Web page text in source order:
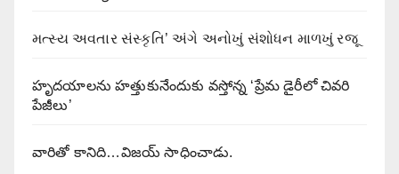
મત્સ્ય અવતાર સંસ્કૃતિ’ અંગે અનોખું સંશોધન માળખું રજૂ
హృదయాలను హత్తుకునేందుకు వస్తోన్న ‘ప్రేమ డైరీలో చివరి
పేజీలు’
వారితో కానిది…విజయ్ సాధించాడు.